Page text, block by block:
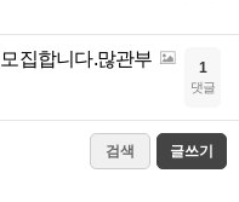
집합니다.많관부 1
댓글
검색 글쓰기